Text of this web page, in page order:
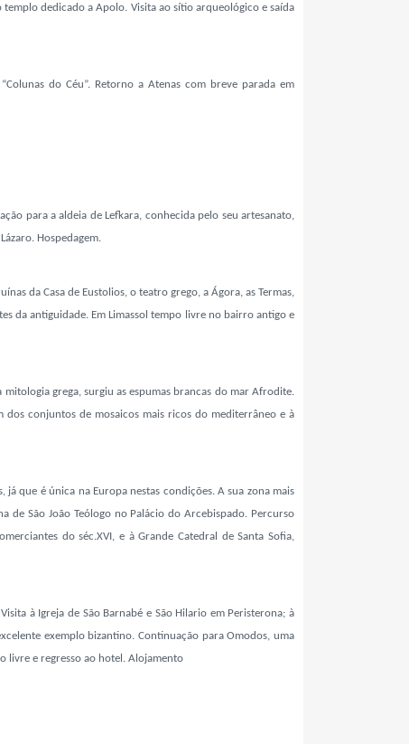
dedicado a Apolo. Visita ao sítio arqueológico e saída
“Colunas do Céu”. Retorno a Atenas com breve parada em
para a aldeia de Lefkara, conhecida pelo seu artesanato,
Hospedagem.
da Casa de Eustolios, o teatro grego, a Ágora, as Termas,
da antiguidade. Em Limassol tempo livre no bairro antigo e
grega, surgiu as espumas brancas do mar Afrodite.
dos conjuntos de mosaicos mais ricos do mediterrâneo e à
que é única na Europa nestas condições. A sua zona mais
São João Teólogo no Palácio do Arcebispado. Percurso
do séc.XVI, e à Grande Catedral de Santa Sofia,
à Igreja de São Barnabé e São Hilario em Peristerona; à
exemplo bizantino. Continuação para Omodos, uma
livre e regresso ao hotel. Alojamento